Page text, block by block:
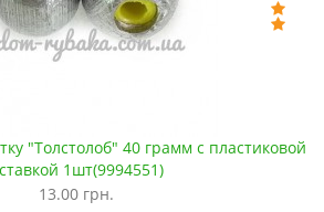
"Толстолоб" 40 грамм с пластиковой
1шт(9994551)
13.00 грн.